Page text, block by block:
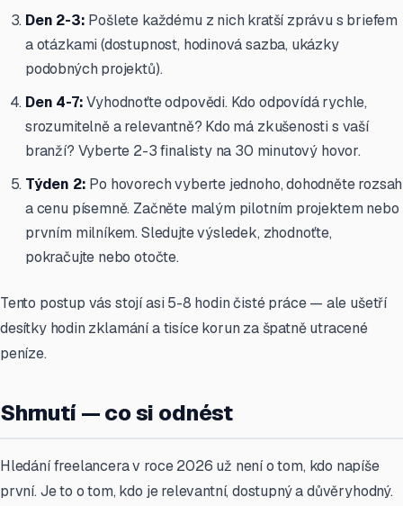
Den 2-3: Pošlete každému z nich kratší zprávu s briefem
a otázkami (dostupnost, hodinová sazba, ukázky
podobných projektů).
Den 4-7:Vyhodnoťte odpovědi. Kdo odpovídá rychle,
srozumitelně a relevantně? Kdo má zkušenosti s vaší
branží? Vyberte 2-3 finalisty na 30 minutový hovor.
Týden 2: Po hovorech vyberte jednoho, dohodněte rozsah
a cenu písemně. Začněte malým pilotním projektem nebo
prvním milníkem. Sledujte výsledek, zhodnoťte,
pokračujte nebo otočte.
Tento postup vás stojí asi 5-8 hodin čisté práce — ale ušetří
desítky hodin zklamání a tisíce korun za špatně utracené
peníze.
Shrnutí — co si odnést
Hledání freelancera v roce 2026 už není o tom, kdo napíše
první. Je to o tom, kdo je relevantní, dostupný a důvěryhodný.